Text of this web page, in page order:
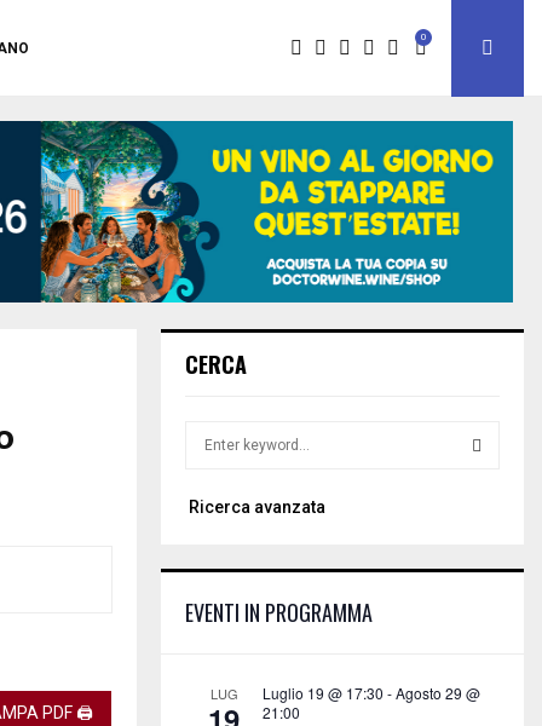
0
PDF 🖨
CERCA
r
o
C
Ricerca avanzata
EVENTI IN PROGRAMMA
LUG Luglio 19 @ 17:30 -Agosto 29 @
21:00